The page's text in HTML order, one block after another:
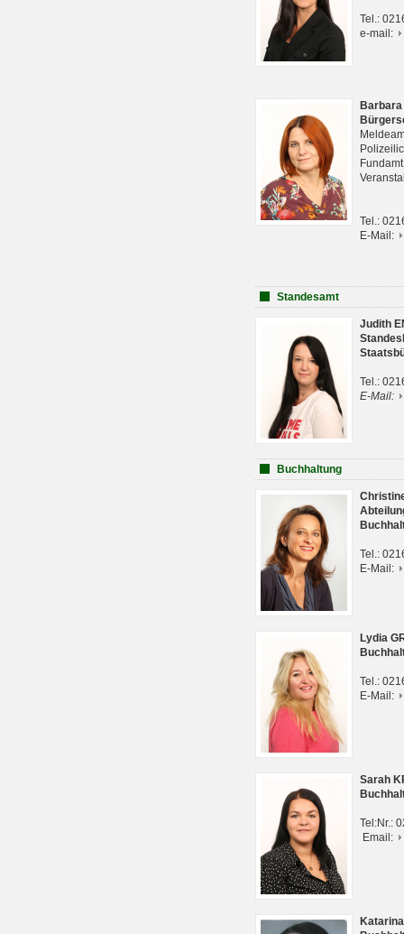
Tel.:
e-mail:
Tel.:
E-Mail:
Standesamt
Judith
Tel.:
E-Mail:
Buchhaltung
Tel.:
E-Mail:
Lydia
Tel.:
E-Mail:
Sarah
Tel:Nr.:
Email: